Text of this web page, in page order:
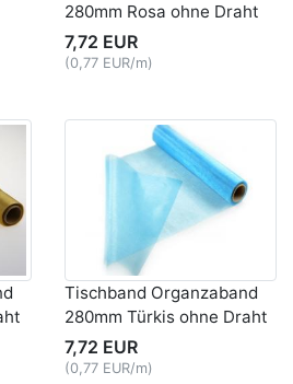
280mm Rosa ohne Draht
7,72 EUR
(0,77 EUR/m)
Tischband Organzaband
280mm Türkis ohne Draht
7,72 EUR
(0,77 EUR/m)